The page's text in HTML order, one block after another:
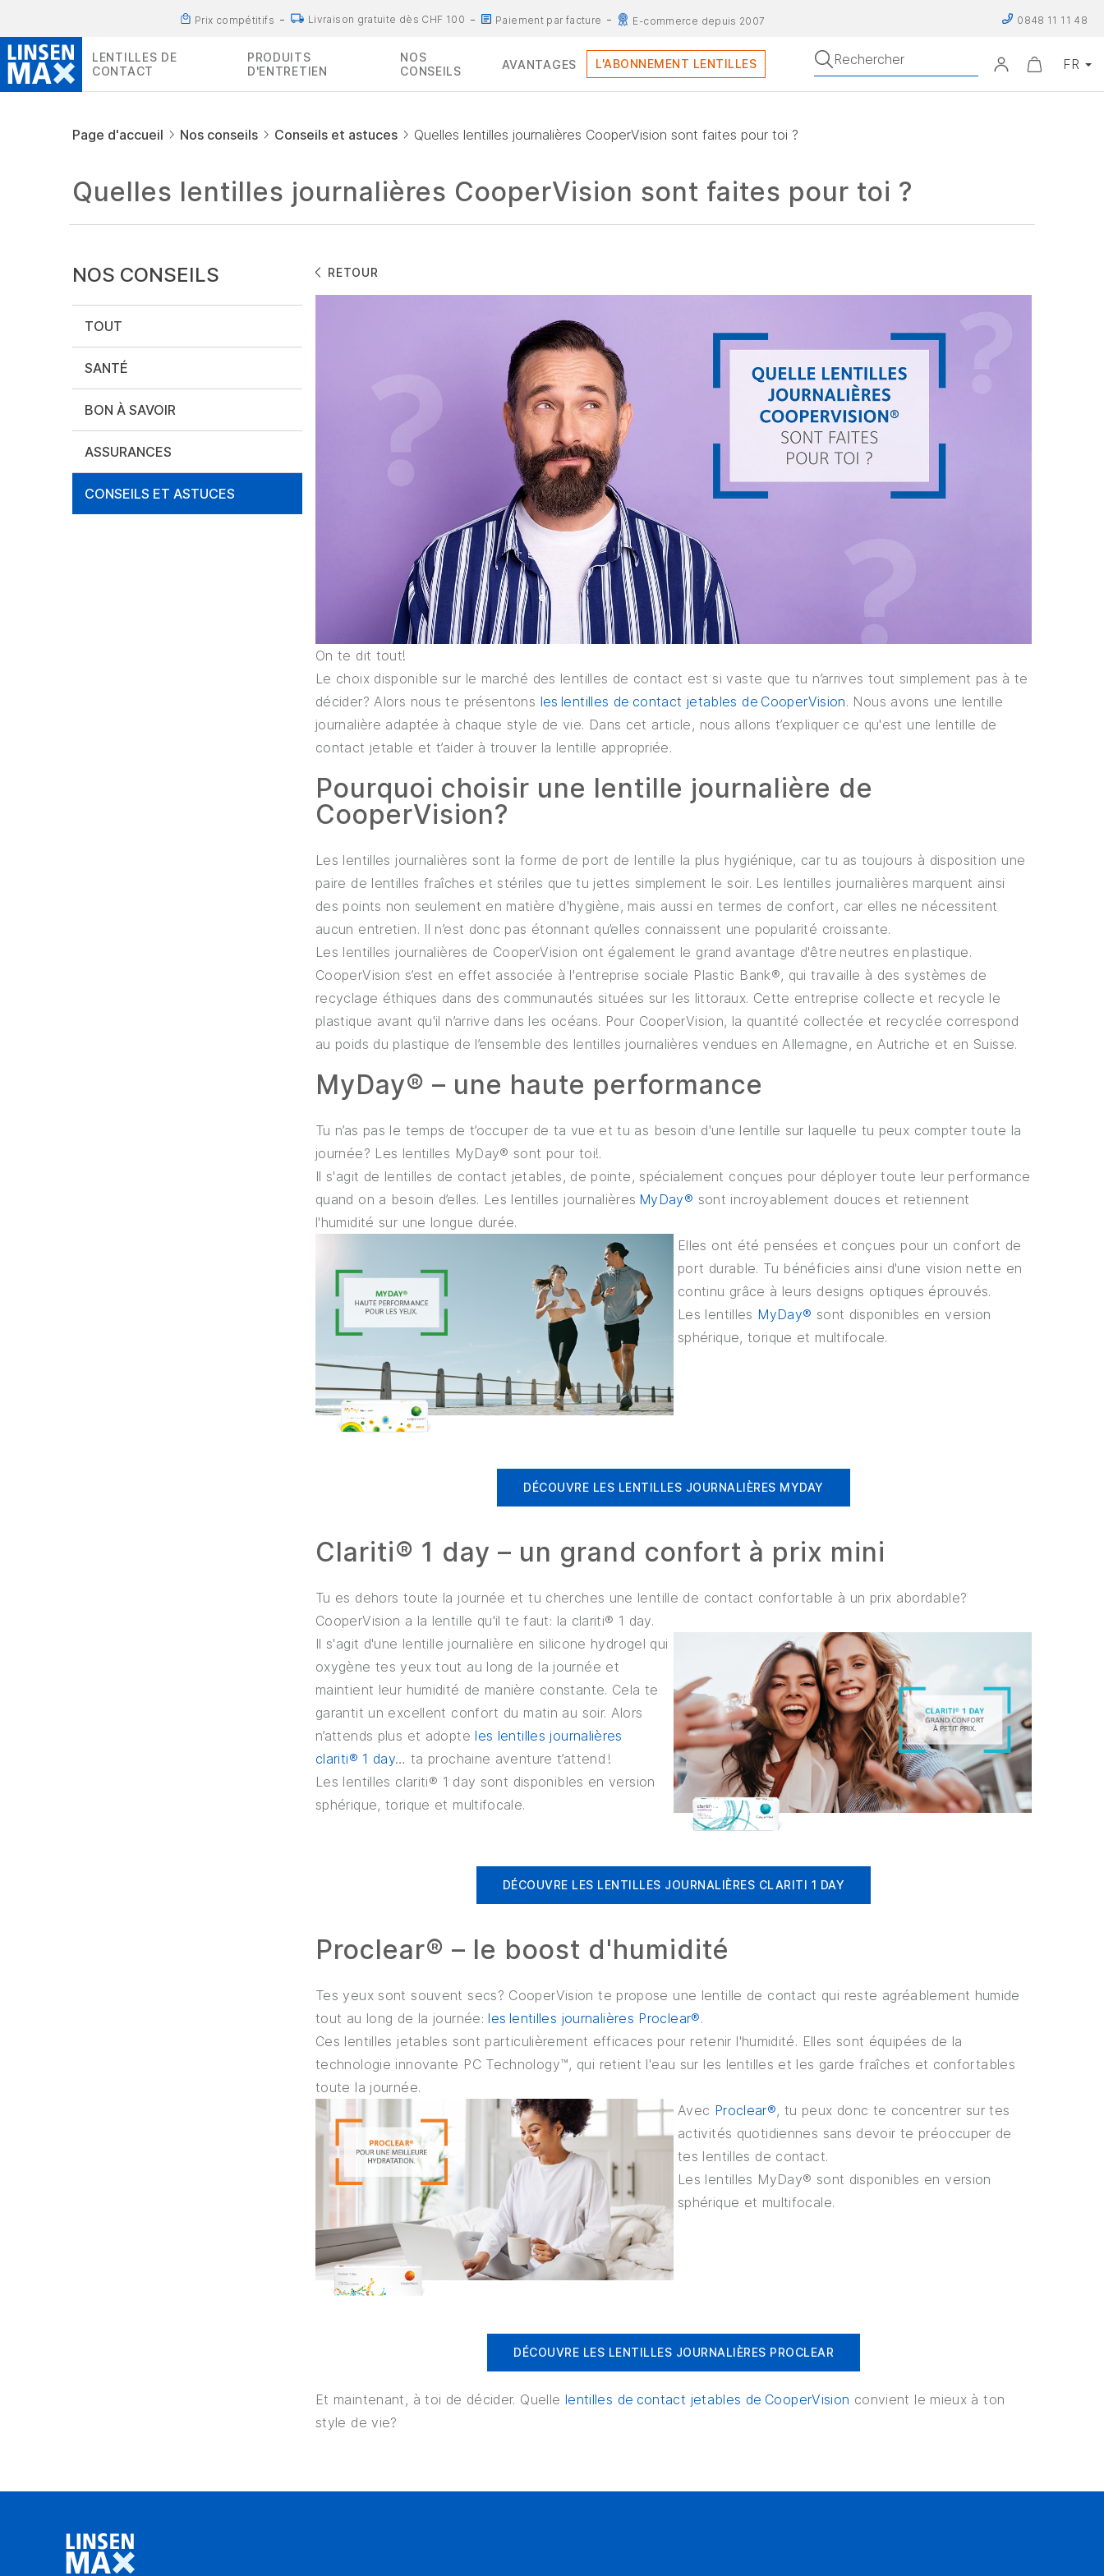
Prix compétitifs Livraison gratuite dès CHF 100 Paiement par facture E-commerce depuis 2007 0848 11 11 48
LENTILLES DE
CONTACT
PRODUITS
D'ENTRETIEN
NOS
CONSEILS
AVANTAGES L'ABONNEMENT LENTILLES Rechercher
Page d'accueil Nos conseils Conseils et astuces Quelles lentilles journalières CooperVision sont faites pour toi ?
Quelles lentilles journalières CooperVision sont faites pour toi ?
NOS CONSEILS
TOUT
SANTÉ
BON À SAVOIR
ASSURANCES
CONSEILS ET ASTUCES
RETOUR
On te dit tout!
Le choix disponible sur le marché des lentilles de contact est si vaste que tu n’arrives tout simplement pas à te
décider? Alors nous te présentons les lentilles de contact jetables de CooperVision. Nous avons une lentille
journalière adaptée à chaque style de vie. Dans cet article, nous allons t’expliquer ce qu'est une lentille de
contact jetable et t’aider à trouver la lentille appropriée.
Pourquoi choisir une lentille journalière de
CooperVision?
Les lentilles journalières sont la forme de port de lentille la plus hygiénique, car tu as toujours à disposition une
paire de lentilles fraîches et stériles que tu jettes simplement le soir. Les lentilles journalières marquent ainsi
des points non seulement en matière d'hygiène, mais aussi en termes de confort, car elles ne nécessitent
aucun entretien. Il n’est donc pas étonnant qu’elles connaissent une popularité croissante.
Les lentilles journalières de CooperVision ont également le grand avantage d'être neutres en plastique.
CooperVision s’est en effet associée à l'entreprise sociale Plastic Bank®, qui travaille à des systèmes de
recyclage éthiques dans des communautés situées sur les littoraux. Cette entreprise collecte et recycle le
plastique avant qu'il n’arrive dans les océans. Pour CooperVision, la quantité collectée et recyclée correspond
au poids du plastique de l’ensemble des lentilles journalières vendues en Allemagne, en Autriche et en Suisse.
MyDay® – une haute performance
Tu n’as pas le temps de t’occuper de ta vue et tu as besoin d'une lentille sur laquelle tu peux compter toute la
journée? Les lentilles MyDay® sont pour toi!.
Il s'agit de lentilles de contact jetables, de pointe, spécialement conçues pour déployer toute leur performance
quand on a besoin d’elles. Les lentilles journalières MyDay® sont incroyablement douces et retiennent
l'humidité sur une longue durée.
Elles ont été pensées et conçues pour un confort de
port durable. Tu bénéficies ainsi d'une vision nette en
continu grâce à leurs designs optiques éprouvés.
Les lentilles MyDay® sont disponibles en version
sphérique, torique et multifocale.
DÉCOUVRE LES LENTILLES JOURNALIÈRES MYDAY
Clariti® 1 day – un grand confort à prix mini
Tu es dehors toute la journée et tu cherches une lentille de contact confortable à un prix abordable?
CooperVision a la lentille qu'il te faut: la clariti® 1 day.
Il s'agit d'une lentille journalière en silicone hydrogel qui
oxygène tes yeux tout au long de la journée et
maintient leur humidité de manière constante. Cela te
garantit un excellent confort du matin au soir. Alors
n’attends plus et adopteles lentilles journalières
clariti® 1 day… ta prochaine aventure t’attend !
Les lentilles clariti® 1 day sont disponibles en version
sphérique, torique et multifocale.
DÉCOUVRE LES LENTILLES JOURNALIÈRES CLARITI 1 DAY
Proclear® – le boost d'humidité
Tes yeux sont souvent secs? CooperVision te propose une lentille de contact qui reste agréablement humide
tout au long de la journée:les lentilles journalières Proclear®.
Ces lentilles jetables sont particulièrement efficaces pour retenir l'humidité. Elles sont équipées de la
technologie innovante PC Technology™, qui retient l'eau sur les lentilles et les garde fraîches et confortables
toute la journée.
Avec Proclear®, tu peux donc te concentrer sur tes
activités quotidiennes sans devoir te préoccuper de
tes lentilles de contact.
Les lentilles MyDay® sont disponibles en version
sphérique et multifocale.
DÉCOUVRE LES LENTILLES JOURNALIÈRES PROCLEAR
Et maintenant, à toi de décider. Quelle lentilles de contact jetables de CooperVision convient le mieux à ton
style de vie?